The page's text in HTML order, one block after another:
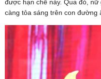
được hạn chế này. Qua đó,
càng tỏa sáng trên con đường